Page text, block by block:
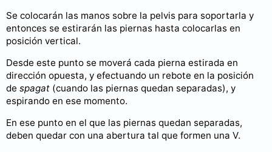
Se colocarán las manos sobre la pelvis para soportarla y
entonces se estirarán las piernas hasta colocarlas en
posición vertical.
Desde este punto se moverá cada pierna estirada en
dirección opuesta, y efectuando un rebote en la posición
de spagat (cuando las piernas quedan separadas), y
espirando en ese momento.
En ese punto en el que las piernas quedan separadas,
deben quedar con una abertura tal que formen una V.